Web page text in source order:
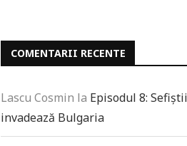
COMENTARII RECENTE
Lascu Cosmin la Episodul 8:
invadează Bulgaria